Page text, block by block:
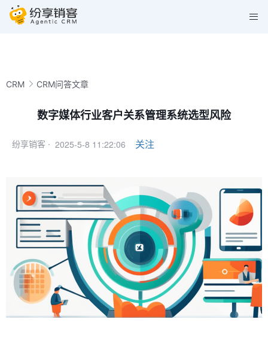
CRM CRM问答文章
数字媒体行业客户关系管理系统选型风险
纷享销客 · 2025-5-8 11:22:06 关注